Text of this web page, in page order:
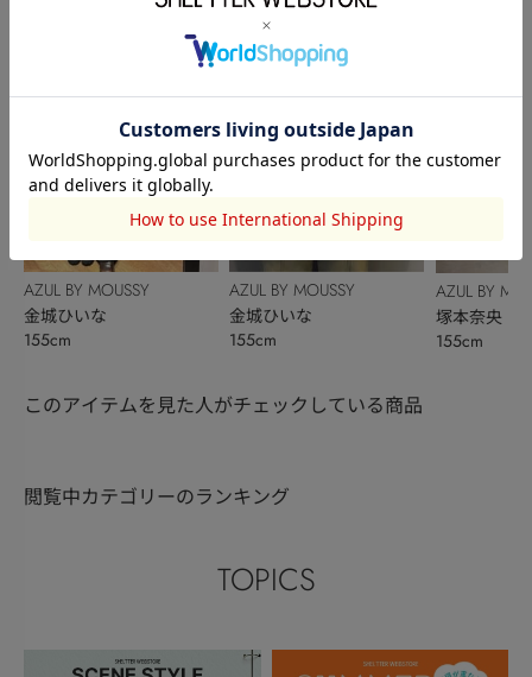
AZUL BY MOUSSY
金城ひいな
155cm
AZUL BY MOUSSY
金城ひいな
155cm
AZUL BY
塚本奈央
155cm
このアイテムを見た人がチェックしている商品
閲覧中カテゴリーのランキング
TOPICS